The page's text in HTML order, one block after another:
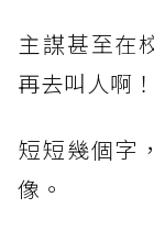
主謀甚至在
再去叫人啊！
短短幾個字
像。